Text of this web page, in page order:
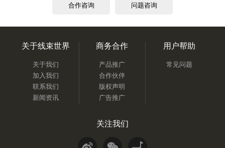
合作咨询 问题咨询
关于线束世界
关于我们
加入我们
联系我们
新闻资讯
商务合作
产品推广
合作伙伴
版权声明
广告推广
用户帮助
常见问题
关注我们